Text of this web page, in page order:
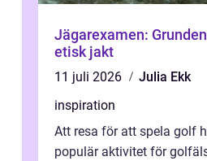
Jägarexamen:
etisk jakt
11 juli 2026
Julia Ekk
inspiration
Att resa för att spela golf
populär aktivitet för